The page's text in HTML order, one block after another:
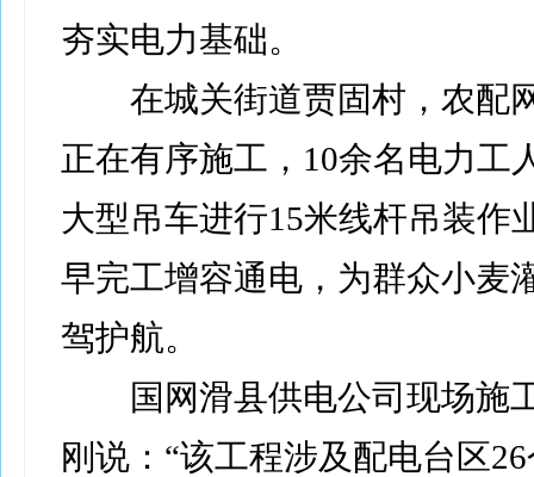
夯实电力基础。
在城关街道贾固村，农配
正在有序施工，10余名电力工
大型吊车进行15米线杆吊装作
早完工增容通电，为群众小麦
驾护航。
国网滑县供电公司现场施
刚说：“该工程涉及配电台区